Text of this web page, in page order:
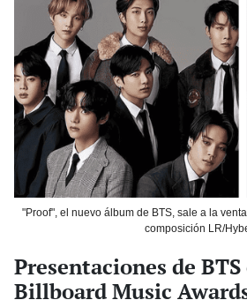
"Proof", el nuevo álbum de BTS, sale a la
composición LR/
Presentaciones de
Billboard Music